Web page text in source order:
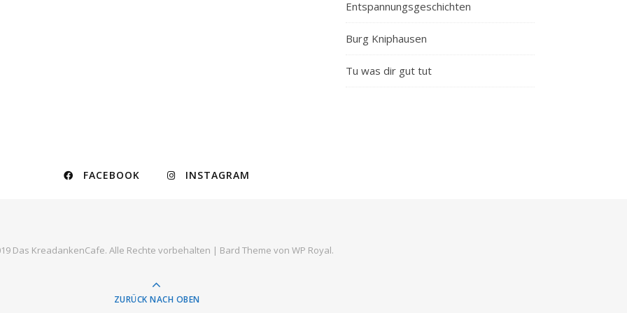
Entspannungsgeschichten
Burg Kniphausen
Tu was dir gut tut
FACEBOOK INSTAGRAM
Das KreadankenCafe. Alle Rechte vorbehalten | Bard Theme von WP Royal.
ZURÜCK NACH OBEN